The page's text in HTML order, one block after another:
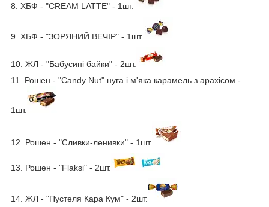
8. ХБФ - "CREAM LATTE" - 1шт.
9. ХБФ - "ЗОРЯНИЙ ВЕЧІР" - 1шт.
10. ЖЛ - "Бабусині байки" - 2шт.
11. Рошен - "Candy Nut" нуга і м'яка карамель з арахісом -
1шт.
12. Рошен - "Сливки-ленивки" - 1шт.
13. Рошен - "Flaksi" - 2шт.
14. ЖЛ - "Пустеля Кара Кум" - 2шт.